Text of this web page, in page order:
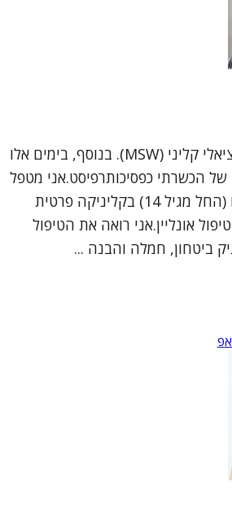
שמי ערן צח, עובד סוציאלי קליני (MSW). בנוסף, בימים אלו
של הכשרתי כפסיכותרפיסט.אני מטפל
במבוגרים ובמתבגרים (החל מגיל 14) בקליניקה פרטית
אונליין.אני רואה את הטיפול
ביטחון, חמלה והבנה ...